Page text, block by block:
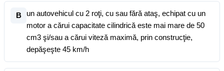
B
un autovehicul cu 2 roţi, cu sau fără ataş, echipat cu un
motor a cărui capacitate cilindrică este mai mare de 50
cm3 şi/sau a cărui viteză maximă, prin construcţie,
depăşeşte 45 km/h